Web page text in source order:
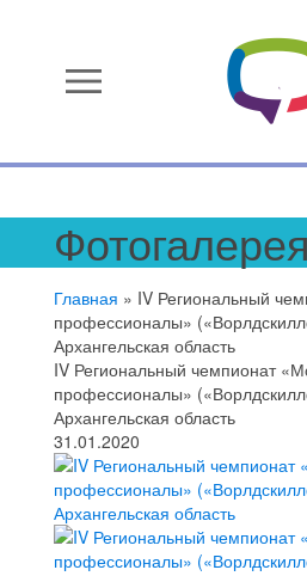
menu
Фотогалерея
Главная » IV Региональный
профессионалы»
Архангельская область
IV Региональный чемпионат
профессионалы»
Архангельская область
31.01.2020